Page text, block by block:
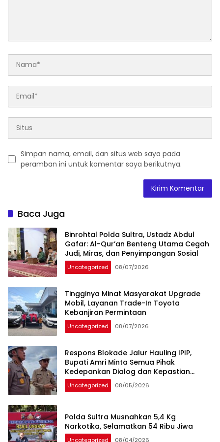
Simpan nama, email, dan situs web saya pada
peramban ini untuk komentar saya berikutnya.
Baca Juga
Binrohtal Polda Sultra, Ustadz Abdul
Gafar: Al-Qur’an Benteng Utama Cegah
Judi, Miras, dan Penyimpangan Sosial
Uncategorized 08/07/2026
Tingginya Minat Masyarakat Upgrade
Mobil, Layanan Trade-In Toyota
Kebanjiran Permintaan
Uncategorized 08/07/2026
Respons Blokade Jalur Hauling IPIP,
Bupati Amri Minta Semua Pihak
Kedepankan Dialog dan Kepastian
Hukum
Uncategorized 08/05/2026
Polda Sultra Musnahkan 5,4 Kg
Narkotika, Selamatkan 54 Ribu Jiwa
Uncategorized 08/04/2026